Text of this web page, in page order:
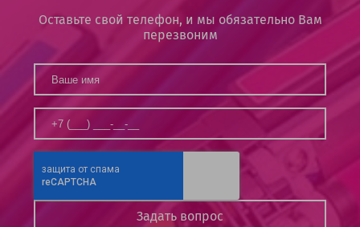
Оставьте свой телефон, и мы обязательно Вам
перезвоним